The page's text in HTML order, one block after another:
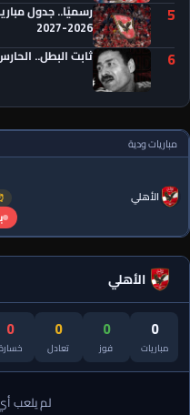
5 رسميًا.. جدول
2026-2027
6 ثابت البطل..
مباريات ودية
الأهلي
الأهلي
0
مباريات
0
فوز
0
تعادل
0
لم يلعب